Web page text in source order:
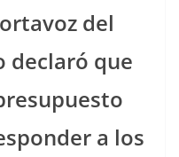
del
declaró que
a los